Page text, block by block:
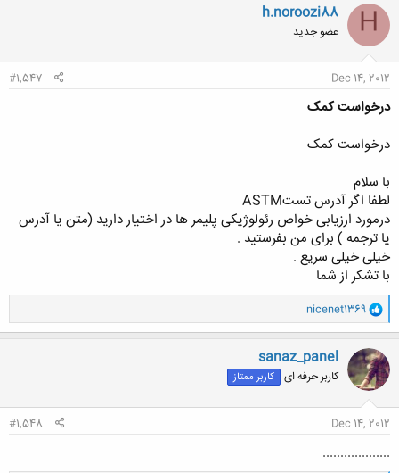
H
h.noroozi88
عضو جدید
Dec 14, 2012
#1,547
درخواست کمک
درخواست کمک
با سلام
لطفا اگر آدرس تستASTM
درمورد ارزیابی خواص رئولوژیکی پلیمر ها در اختیار دارید (متن یا آدرس
یا ترجمه ) برای من بفرستید .
خیلی خیلی سریع .
با تشکر از شما
و
ا
ک
ن
ش
ه
ا
nicenet1369
sanaz_panel
کاربر حرفه ای کاربر ممتاز
Dec 14, 2012
#1,548
...................